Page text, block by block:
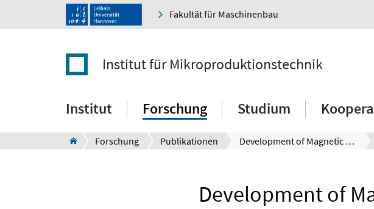
Fakultät für Maschinenbau
Institut für Mikroproduktionstechnik
Institut Forschung Studium
Forschung Publikationen Development of Magnetic Magnesium for Data Storage in Gentelligent Products
Development of